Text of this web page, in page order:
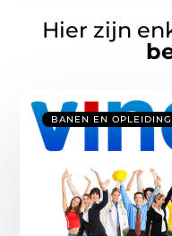
Hier zijn
BANEN EN